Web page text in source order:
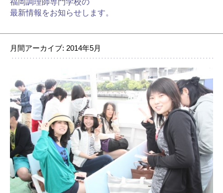
福岡調理師専門学校の
最新情報をお知らせします。
月間アーカイブ: 2014年5月